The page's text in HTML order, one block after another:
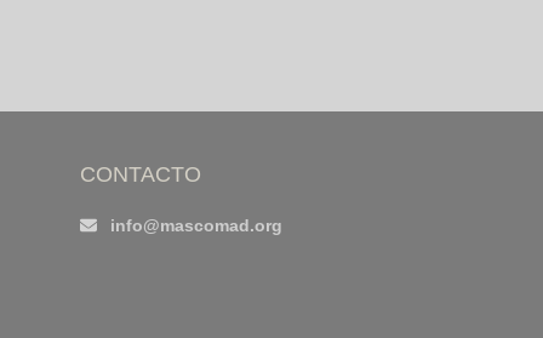
CONTACTO
info@mascomad.org